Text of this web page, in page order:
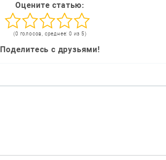
Оцените статью:
(0 голосов, среднее: 0 из 5)
Поделитесь с друзьями!